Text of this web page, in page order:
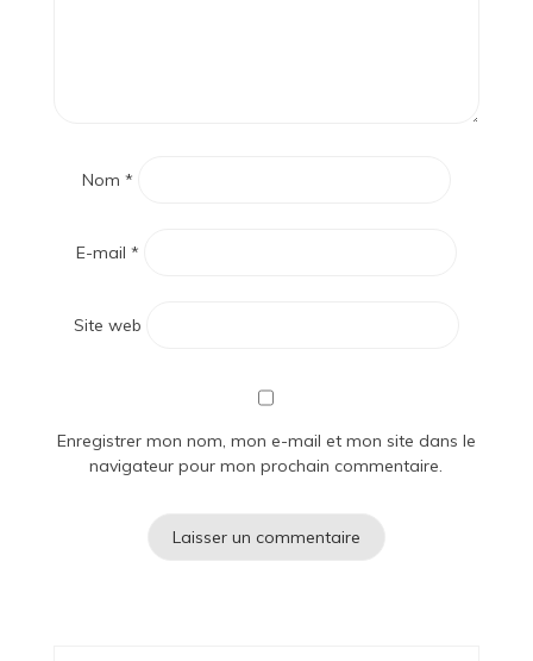
Nom *
E-mail *
Site web
Enregistrer mon nom, mon e-mail et mon site dans le
navigateur pour mon prochain commentaire.